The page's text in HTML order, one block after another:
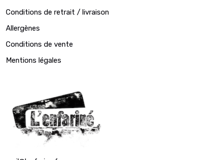
Conditions de retrait / livraison
Allergènes
Conditions de vente
Mentions légales